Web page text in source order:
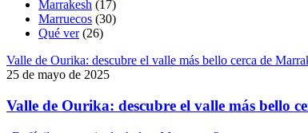
Marrakesh (17)
Marruecos (30)
Qué ver(26)
Valle de Ourika: descubre el valle más bello cerca de
25 de mayo de 2025
Valle de Ourika: descubre el valle más bello